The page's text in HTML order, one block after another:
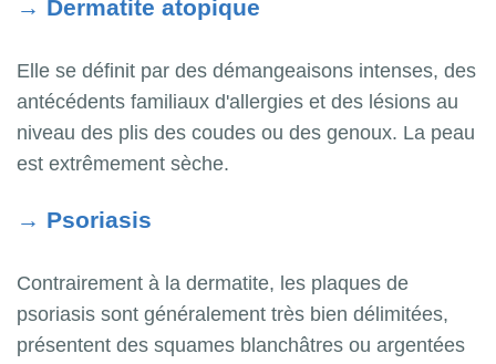
→ Dermatite atopique
Elle se définit par des démangeaisons intenses, des
antécédents familiaux d'allergies et des lésions au
niveau des plis des coudes ou des genoux. La peau
est extrêmement sèche.
→ Psoriasis
Contrairement à la dermatite, les plaques de
psoriasis sont généralement très bien délimitées,
présentent des squames blanchâtres ou argentées